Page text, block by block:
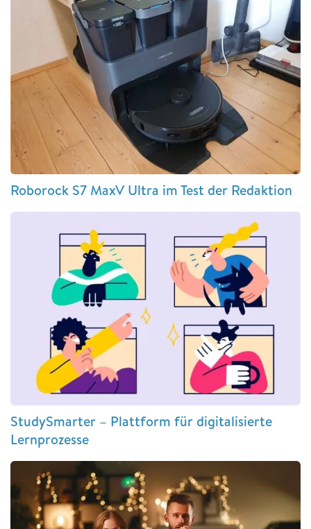
Roborock S7 MaxV Ultra im Test der Redaktion
StudySmarter – Plattform für digitalisierte
Lernprozesse